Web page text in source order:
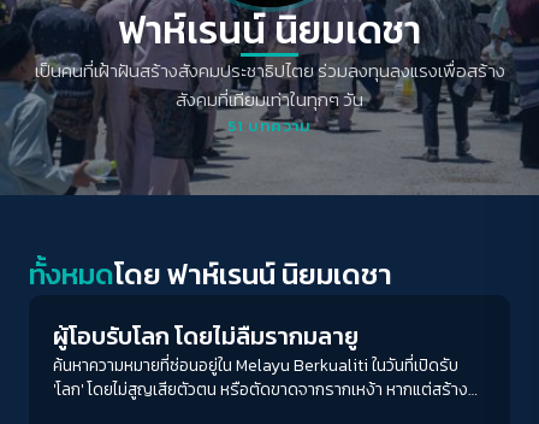
ฟาห์เรนน์ นิยมเดชา
เป็นคนที่เฝ้าฝันสร้างสังคมประชาธิปไตย ร่วมลงทุนลงแรงเพื่อสร้าง
สังคมที่เทียมเท่าในทุกๆ วัน
51 บทความ
ทั้งหมดโดยฟาห์เรนน์ นิยมเดชา
ผู้โอบรับโลก โดยไม่ลืมรากมลายู
ค้นหาความหมายที่ซ่อนอยู่ใน Melayu Berkualiti ในวันที่เปิดรับ
'โลก' โดยไม่สูญเสียตัวตน หรือตัดขาดจากรากเหง้า หากแต่สร้าง